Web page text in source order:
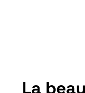
La